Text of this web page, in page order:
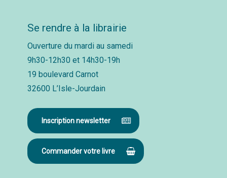
Se rendre à la librairie
Ouverture du mardi au samedi
9h30-12h30 et 14h30-19h
19 boulevard Carnot
32600 L’Isle-Jourdain
Inscription newsletter
Commander votre livre